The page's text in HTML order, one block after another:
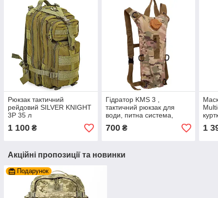
Рюкзак тактичний
рейдовий SILVER KNIGHT
3P 35 л
1 100 ₴
Гідратор KMS 3 ,
тактичний рюкзак для
води, питна система,
медуза
700₴ 1
Акційні пропозиції та новинки
Подарунок